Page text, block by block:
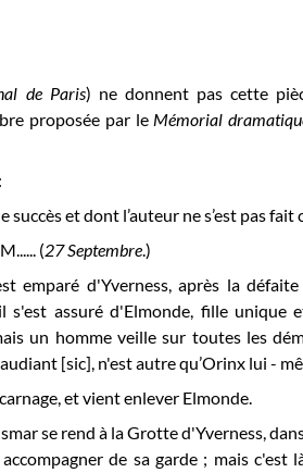
de Paris) ne donnent pas cette
proposée par le Mémorial
succès et dont l’auteur ne s’est pas fait
(27 Septembre.)
emparé d'Yverness, après la
assuré d'Elmonde, fille unique
un homme veille sur toutes les
[sic], n'est autre qu’Orinx lui -
et vient enlever Elmonde.
se rend à la Grotte d'Yverness,
de sa garde ; mais c'est